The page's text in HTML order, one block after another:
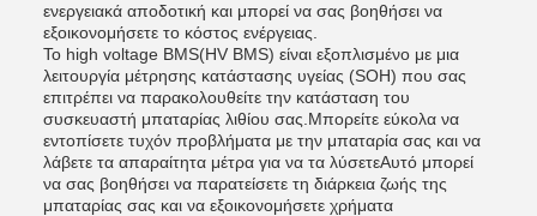
ενεργειακά αποδοτική και μπορεί να σας βοηθήσει να
εξοικονομήσετε το κόστος ενέργειας.
Το high voltage BMS(HV BMS) είναι εξοπλισμένο με μια
λειτουργία μέτρησης κατάστασης υγείας (SOH) που σας
επιτρέπει να παρακολουθείτε την κατάσταση του
συσκευαστή μπαταρίας λιθίου σας.Μπορείτε εύκολα να
εντοπίσετε τυχόν προβλήματα με την μπαταρία σας και να
λάβετε τα απαραίτητα μέτρα για να τα λύσετεΑυτό μπορεί
να σας βοηθήσει να παρατείσετε τη διάρκεια ζωής της
μπαταρίας σας και να εξοικονομήσετε χρήματα